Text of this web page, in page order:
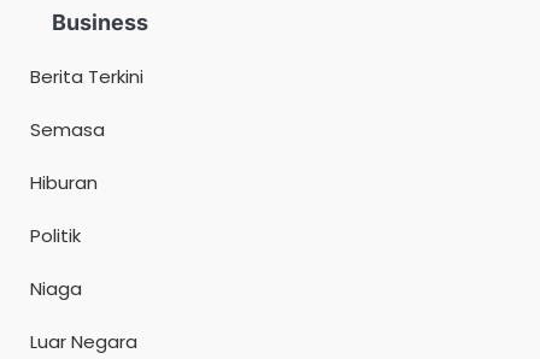
Business
Berita Terkini
Semasa
Hiburan
Politik
Niaga
Luar Negara